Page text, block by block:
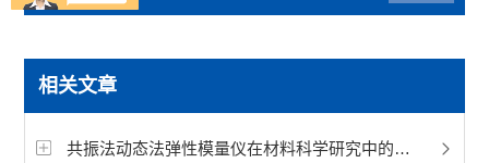
影像式烧结点试验仪
灰熔点仪
相关文章
共振法动态法弹性模量仪在材料科学研究中的应用